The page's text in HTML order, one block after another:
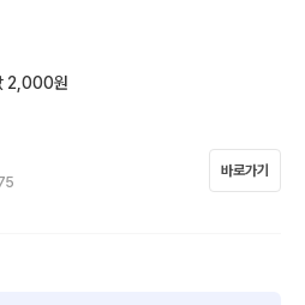
박스 손상은 환불 및 반품이 불가능
2,000원
바로가기